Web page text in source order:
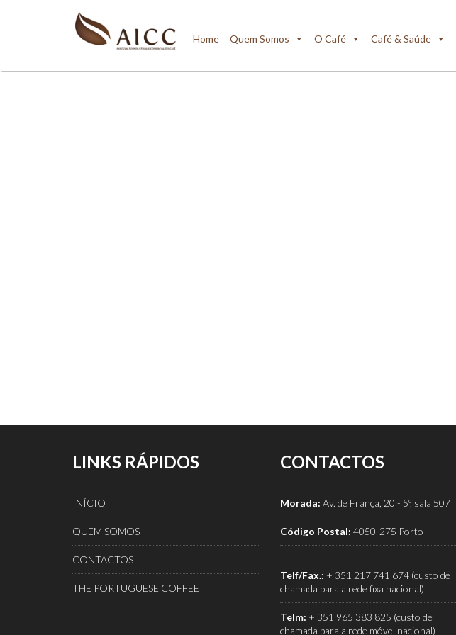
Home Quem Somos O Café Café & Saúde
LINKS RÁPIDOS
INÍCIO
QUEM SOMOS
CONTACTOS
THE PORTUGUESE COFFEE
CONTACTOS
Morada: Av. de França, 20 - 5º, sala 507
Código Postal: 4050-275 Porto
Telf/Fax.: + 351 217 741 674 (custo de
chamada para a rede fixa nacional)
Telm: + 351 965 383 825 (custo de
chamada para a rede móvel nacional)